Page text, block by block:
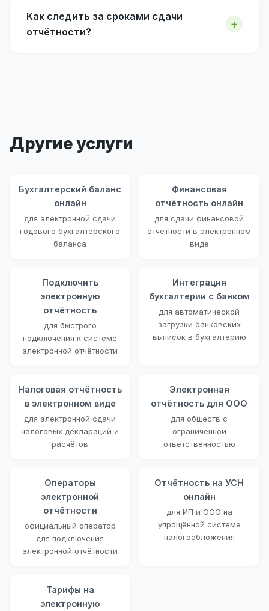
Как следить за сроками сдачи
отчётности?
Другие услуги
Бухгалтерский баланс
онлайн
для электронной сдачи
годового бухгалтерского
баланса
Финансовая
отчётность онлайн
для сдачи финансовой
отчётности в электронном
виде
Подключить
электронную
отчётность
для быстрого
подключения к системе
электронной отчётности
Интеграция
бухгалтерии с банком
для автоматической
загрузки банковских
выписок в бухгалтерию
Налоговая отчётность
в электронном виде
для электронной сдачи
налоговых деклараций и
расчётов
Электронная
отчётность для ООО
для обществ с
ограниченной
ответственностью
Операторы
электронной
отчётности
официальный оператор
для подключения
электронной отчётности
Отчётность на УСН
онлайн
для ИП и ООО на
упрощённой системе
налогообложения
Тарифы на
электронную